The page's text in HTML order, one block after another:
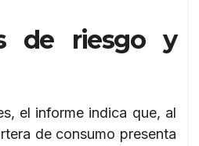
de riesgo y
el informe indica que, al
de consumo presenta